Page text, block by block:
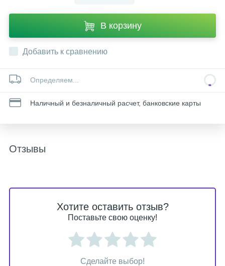
В корзину
Добавить к сравнению
Определяем...
Наличный и безналичный расчет, банковские карты
Отзывы
Хотите оставить отзыв?
Поставьте свою оценку!
Сделайте выбор!